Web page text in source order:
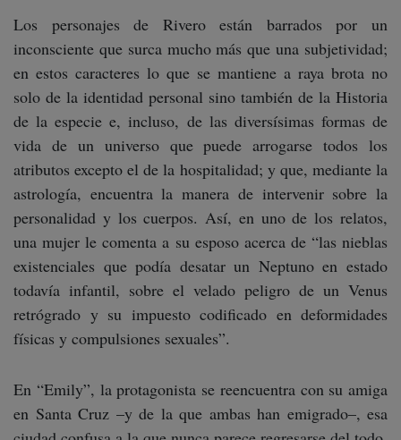
Los personajes de Rivero están barrados por un
inconsciente que surca mucho más que una subjetividad;
en estos caracteres lo que se mantiene a raya brota no
solo de la identidad personal sino también de la Historia
de la especie e, incluso, de las diversísimas formas de
vida de un universo que puede arrogarse todos los
atributos excepto el de la hospitalidad; y que, mediante la
astrología, encuentra la manera de intervenir sobre la
personalidad y los cuerpos. Así, en uno de los relatos,
una mujer le comenta a su esposo acerca de “las nieblas
existenciales que podía desatar un Neptuno en estado
todavía infantil, sobre el velado peligro de un Venus
retrógrado y su impuesto codificado en deformidades
físicas y compulsiones sexuales”.
En “Emily”, la protagonista se reencuentra con su amiga
en Santa Cruz –y de la que ambas han emigrado–, esa